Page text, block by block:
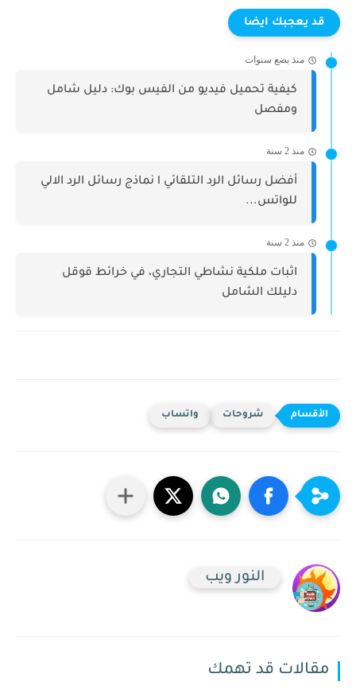
قد يعجبك ايضا
منذ بضع سنوات
كيفية تحميل فيديو من الفيس بوك: دليل شامل
ومفصل
منذ 2 سنة
أفضل رسائل الرد التلقائي l نماذج رسائل الرد الالي
للواتس...
منذ 2 سنة
اثبات ملكية نشاطي التجاري، في خرائط قوقل
دليلك الشامل
شروحات واتساب
النور ويب
مقالات قد تهمك